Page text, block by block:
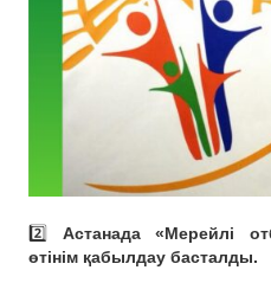
2️⃣ Астанада «Мерейлі
өтінім қабылдау басталды.